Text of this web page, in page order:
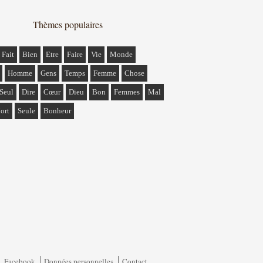
Thèmes populaires
Fait Bien Etre Faire Vie Monde
Homme Gens Temps Femme Chose
Seul Dire Cœur Dieu Bon Femmes Mal
Seule Bonheur